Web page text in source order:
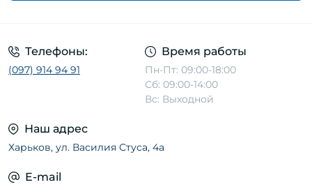
Телефоны:
(097) 914 94 91
Время работы
Пн-Пт: 09:00-18:00
Сб: 09:00-14:00
Вс: Выходной
Наш адрес
Харьков, ул. Василия Стуса, 4а
E-mail